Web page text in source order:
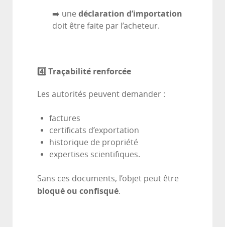
➡️ une déclaration d’importation
doit être faite par l’acheteur.
4️⃣ Traçabilité renforcée
Les autorités peuvent demander :
factures
certificats d’exportation
historique de propriété
expertises scientifiques.
Sans ces documents, l’objet peut être
bloqué ou confisqué.